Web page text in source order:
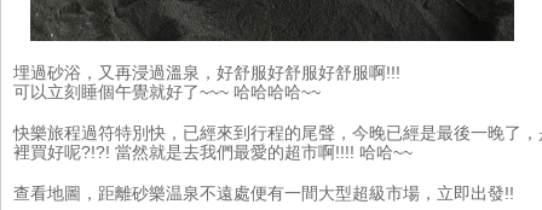
埋過砂浴，又再浸過溫泉，好舒服好舒服好舒服啊!!!
可以立刻睡個午覺就好了~~~ 哈哈哈哈~~
快樂旅程過符特別快，已經來到行程的尾聲，今晚已經是最後一晚了
裡買好呢?!?! 當然就是去我們最愛的超市啊!!!! 哈哈~~
查看地圖，距離砂樂温泉不遠處便有一間大型超級市場，立即出發!!